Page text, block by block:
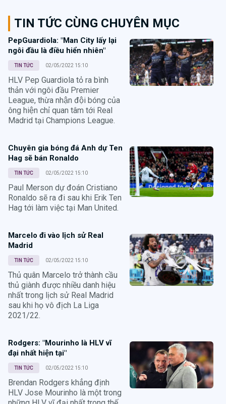
TIN TỨC CÙNG CHUYÊN MỤC
PepGuardiola: "Man City lấy lại
ngôi đầu là điều hiển nhiên"
TIN TỨC 02/05/2022 15:10
HLV Pep Guardiola tỏ ra bình
thản với ngôi đầu Premier
League, thừa nhận đội bóng của
ông hiện chỉ quan tâm tới Real
Madrid tại Champions League.
Chuyên gia bóng đá Anh dự Ten
Hag sẽ bán Ronaldo
TIN TỨC 02/05/2022 15:10
Paul Merson dự đoán Cristiano
Ronaldo sẽ ra đi sau khi Erik Ten
Hag tới làm việc tại Man United.
Marcelo đi vào lịch sử Real
Madrid
TIN TỨC 02/05/2022 15:10
Thủ quân Marcelo trở thành cầu
thủ giành được nhiều danh hiệu
nhất trong lịch sử Real Madrid
sau khi họ vô địch La Liga
2021/22.
Rodgers: "Mourinho là HLV vĩ
đại nhất hiện tại"
TIN TỨC 02/05/2022 15:10
Brendan Rodgers khẳng định
HLV Jose Mourinho là một trong